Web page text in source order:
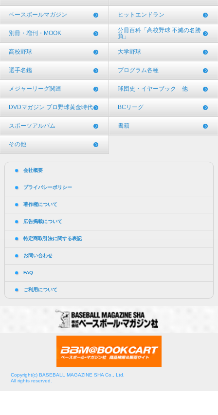
ベースボールマガジン ヒットエンドラン
別冊・増刊・MOOK
分冊百科「高校野球 不滅の名勝
負」
高校野球 大学野球
選手名鑑 プログラム各種
メジャーリーグ関連 球団史・イヤーブック 他
DVDマガジン プロ野球黄金時代 BCリーグ
スポーツアルバム 書籍
その他
会社概要
プライバシーポリシー
著作権について
広告掲載について
特定商取引法に関する表記
お問い合わせ
FAQ
ご利用について
Copyright(c) BASEBALL MAGAZINE SHA Co., Ltd.
All rights reserved.